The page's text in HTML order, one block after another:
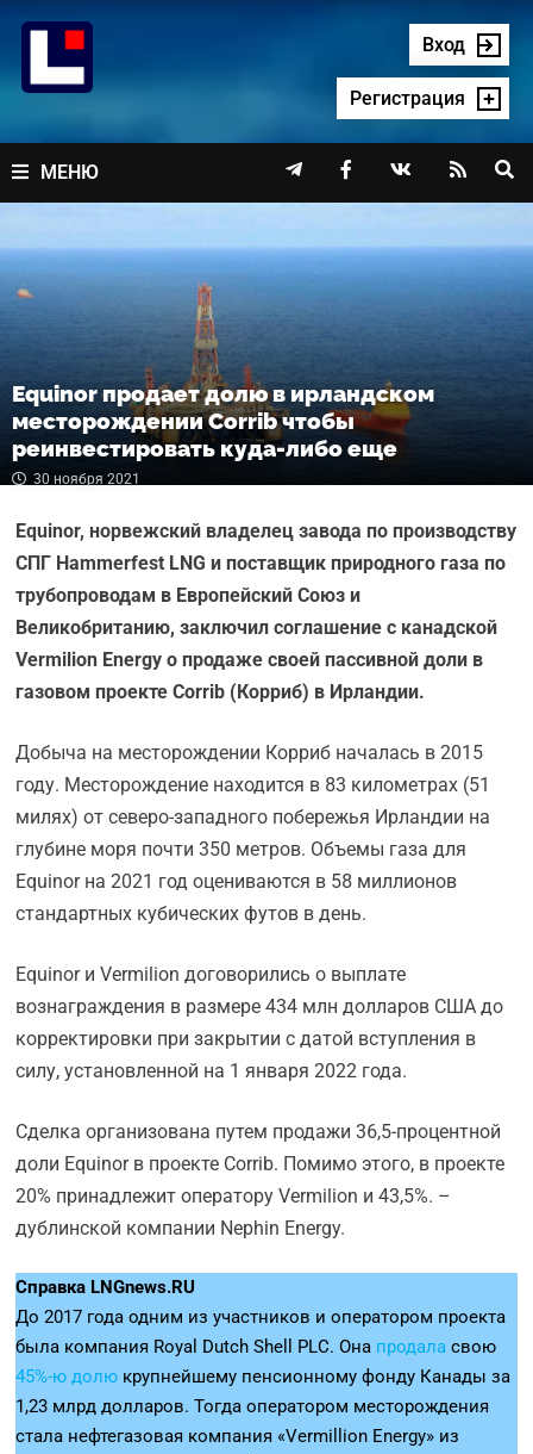
содержимому
Вход
Регистрация
МЕНЮ    
Equinor продает долю в ирландском
месторождении Corrib чтобы
реинвестировать куда-либо еще
30 ноября 2021
Equinor, норвежский владелец завода по производству
СПГ Hammerfest LNG и поставщик природного газа по
трубопроводам в Европейский Союз и
Великобританию, заключил соглашение с канадской
Vermilion Energy о продаже своей пассивной доли в
газовом проекте Corrib (Корриб) в Ирландии.
Добыча на месторождении Корриб началась в 2015
году. Месторождение находится в 83 километрах (51
милях) от северо-западного побережья Ирландии на
глубине моря почти 350 метров. Объемы газа для
Equinor на 2021 год оцениваются в 58 миллионов
стандартных кубических футов в день.
Equinor и Vermilion договорились о выплате
вознаграждения в размере 434 млн долларов США до
корректировки при закрытии с датой вступления в
силу, установленной на 1 января 2022 года.
Сделка организована путем продажи 36,5-процентной
доли Equinor в проекте Corrib. Помимо этого, в проекте
20% принадлежит оператору Vermilion и 43,5%. –
дублинской компании Nephin Energy.
Справка LNGnews.RU
До 2017 года одним из участников и оператором проекта
была компания Royal Dutch Shell PLC. Она продала свою
45%-ю долю крупнейшему пенсионному фонду Канады за
1,23 млрд долларов. Тогда оператором месторождения
стала нефтегазовая компания «Vermillion Energy» из